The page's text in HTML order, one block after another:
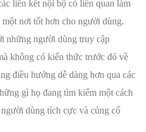
liên kết nội bộ có liên quan làm
nơi tốt hơn cho người dùng.
những người dùng truy cập
không có kiến thức trước đó về
điều hướng dễ dàng hơn qua các
gì họ đang tìm kiếm một cách
dùng tích cực và củng cố